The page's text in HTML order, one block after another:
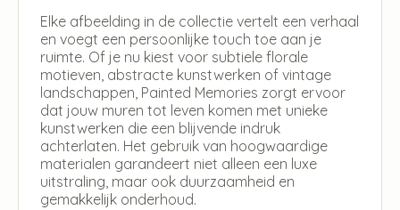
Elke afbeelding in de collectie vertelt een verhaal
en voegt een persoonlijke touch toe aan je
ruimte. Of je nu kiest voor subtiele florale
motieven, abstracte kunstwerken of vintage
landschappen, Painted Memories zorgt ervoor
dat jouw muren tot leven komen met unieke
kunstwerken die een blijvende indruk
achterlaten. Het gebruik van hoogwaardige
materialen garandeert niet alleen een luxe
uitstraling, maar ook duurzaamheid en
gemakkelijk onderhoud.